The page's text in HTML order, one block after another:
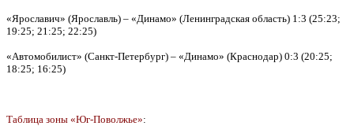
«Ярославич» (Ярославль) – «Динамо» (Ленинградская область) 1:3 (25:23;
19:25; 21:25; 22:25)
«Автомобилист» (Санкт-Петербург) – «Динамо» (Краснодар) 0:3 (20:25;
18:25; 16:25)
Таблица зоны «Юг-Поволжье»: